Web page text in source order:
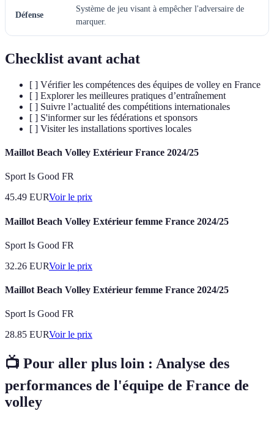
Défense
Système de jeu visant à empêcher l'adversaire de
marquer.
Checklist avant achat
[ ] Vérifier les compétences des équipes de volley en France
[ ] Explorer les meilleures pratiques d’entraînement
[ ] Suivre l’actualité des compétitions internationales
[ ] S'informer sur les fédérations et sponsors
[ ] Visiter les installations sportives locales
Maillot Beach Volley Extérieur France 2024/25
Sport Is Good FR
45.49 EURVoir le prix
Maillot Beach Volley Extérieur femme France 2024/25
Sport Is Good FR
32.26 EURVoir le prix
Maillot Beach Volley Extérieur femme France 2024/25
Sport Is Good FR
28.85 EURVoir le prix
📺 Pour aller plus loin : Analyse des
performances de l'équipe de France de
volley